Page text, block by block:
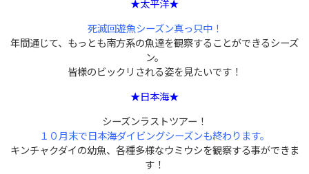
★太平洋★
死滅回遊魚シーズン真っ只中！
年間通じて、もっとも南方系の魚達を観察することができるシーズ
ン。
皆様のビックリされる姿を見たいです！
★日本海★
シーズンラストツアー！
１０月末で日本海ダイビングシーズンも終わります。
キンチャクダイの幼魚、各種多様なウミウシを観察する事ができま
す！